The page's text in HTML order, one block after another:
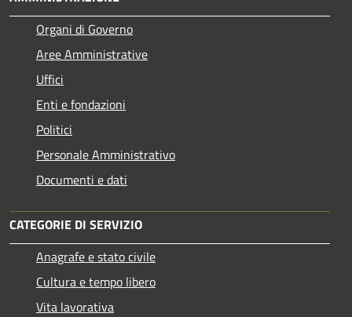
Organi di Governo
Aree Amministrative
Uffici
Enti e fondazioni
Politici
Personale Amministrativo
Documenti e dati
CATEGORIE DI SERVIZIO
Anagrafe e stato civile
Cultura e tempo libero
Vita lavorativa